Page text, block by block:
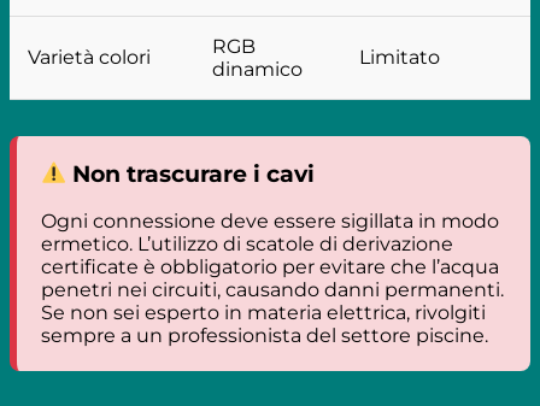
Varietà colori
RGB
dinamico
Limitato
Non trascurare i cavi
Ogni connessione deve essere sigillata in modo
ermetico. L’utilizzo di scatole di derivazione
certificate è obbligatorio per evitare che l’acqua
penetri nei circuiti, causando danni permanenti.
Se non sei esperto in materia elettrica, rivolgiti
sempre a un professionista del settore piscine.